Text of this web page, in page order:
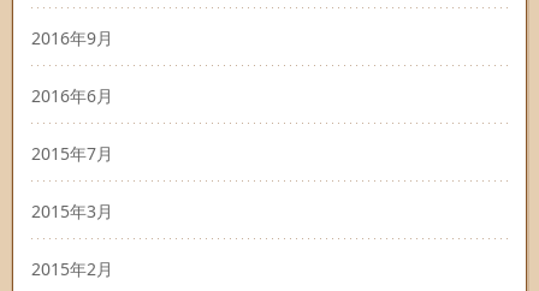
2016年9月
2016年6月
2015年7月
2015年3月
2015年2月